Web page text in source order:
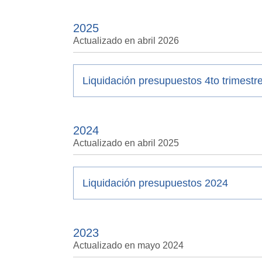
2025
Actualizado en abril 2026
Liquidación presupuestos 4to
2024
Actualizado en abril 2025
Liquidación presupuestos 2024
2023
Actualizado en mayo 2024